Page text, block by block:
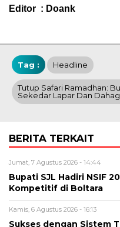
Editor : Doank
Tag : Headline
Tutup Safari Ramadhan:
Sekedar Lapar Dan
BERITA TERKAIT
Jumat, 7 Agustus 2026 - 14:44
Bupati SJL Hadiri NSIF
Kompetitif di Boltara
Kamis, 6 Agustus 2026 - 16:13
Sukses dengan Sistem